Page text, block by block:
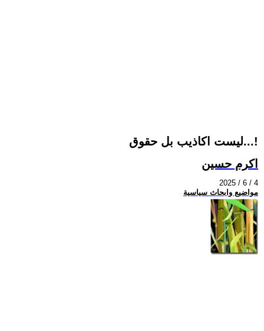
ليست اكاذيب بل حقوق...!
اكرم حسين
2025 / 6 / 4
مواضيع وابحاث سياسية